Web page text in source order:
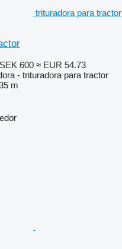
trituradora para tractor
SEK 600 ≈ EUR 54.73
- trituradora para tractor
m